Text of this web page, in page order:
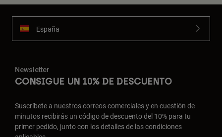
España
Newsletter
CONSIGUE UN 10% DE DESCUENTO
Suscríbete a nuestros correos comerciales y en cuestión de
minutos recibirás un código de descuento del 10% para tu
primer pedido, junto con los detalles de las condiciones